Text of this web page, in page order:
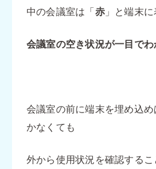
中の会議室は「赤」と端末に
会議室の空き状況が一目で
会議室の前に端末を埋め込
かなくても
外から使用状況を確認するこ